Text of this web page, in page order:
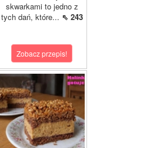
skwarkami to jedno z
tych dań, które... ⇖ 243
Zobacz przepis!